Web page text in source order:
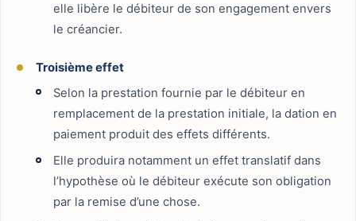
elle libère le débiteur de son engagement envers
le créancier.
Troisième effet
Selon la prestation fournie par le débiteur en
remplacement de la prestation initiale, la dation en
paiement produit des effets différents.
Elle produira notamment un effet translatif dans
l’hypothèse où le débiteur exécute son obligation
par la remise d’une chose.